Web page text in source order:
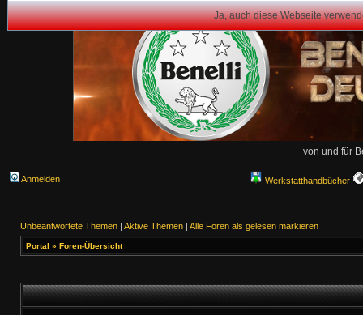
Ja, auch diese Webseite
von und für
Anmelden Werkstatthandbücher
Unbeantwortete Themen | Aktive Themen | Alle Foren als gelesen markieren
Portal » Foren-Übersicht